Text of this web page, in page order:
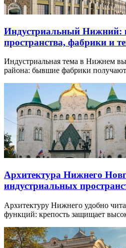
Индустриальный Нижний:
пространства, фабрики и
Индустриальная тема в Нижнем
района: бывшие фабрики
Архитектура Нижнего
индустриальных
Архитектуру Нижнего удобно
функций: крепость защищает